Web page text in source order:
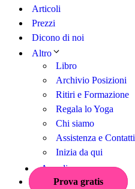
Articoli
Prezzi
Dicono di noi
Altro
Libro
Archivio Posizioni
Ritiri e Formazione
Regala lo Yoga
Chi siamo
Assistenza e Contatti
Inizia da qui
Accedi
Prova gratis